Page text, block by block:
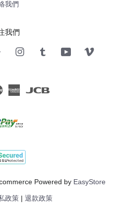
我們
我們
Google InstagramTumblr YouTube
Master American
Powered by EasyStore
政策 退款政策